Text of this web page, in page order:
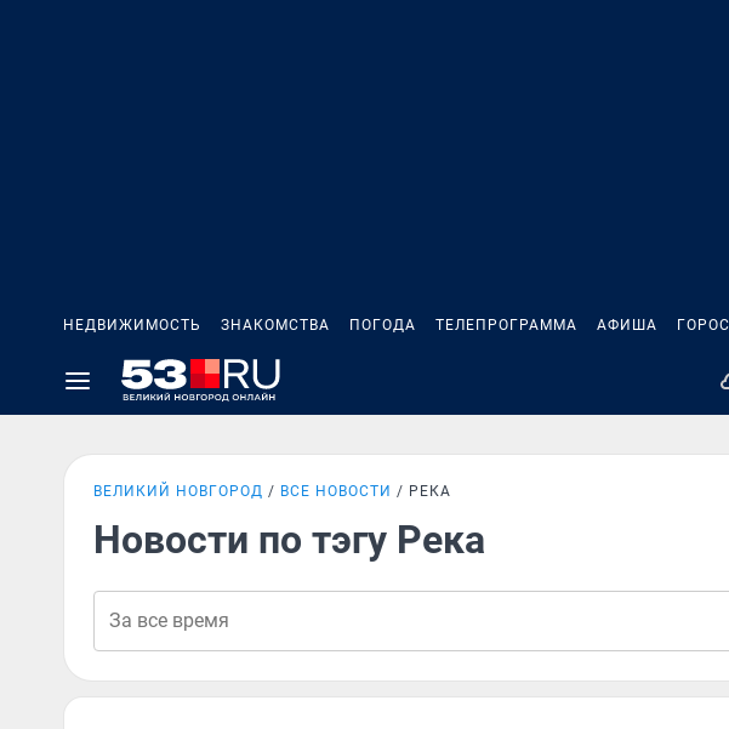
НЕДВИЖИМОСТЬ ЗНАКОМСТВА ПОГОДА ТЕЛЕПРОГРАММА АФИША
ВЕЛИКИЙ НОВГОРОД ВСЕ НОВОСТИ РЕКА
Новости по тэгу Река